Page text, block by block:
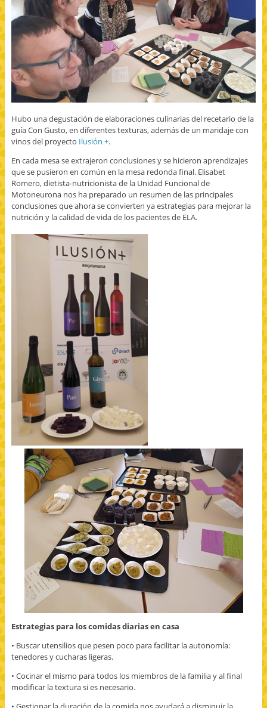
Hubo una degustación de elaboraciones culinarias del recetario de la
guía Con Gusto, en diferentes texturas, además de un maridaje con
vinos del proyecto Ilusión +.
En cada mesa se extrajeron conclusiones y se hicieron aprendizajes
que se pusieron en común en la mesa redonda final. Elisabet
Romero, dietista-nutricionista de la Unidad Funcional de
Motoneurona nos ha preparado un resumen de las principales
conclusiones que ahora se convierten ya estrategias para mejorar la
nutrición y la calidad de vida de los pacientes de ELA.
Estrategias para los comidas diarias en casa
• Buscar utensilios que pesen poco para facilitar la autonomía:
tenedores y cucharas ligeras.
• Cocinar el mismo para todos los miembros de la familia y al final
modificar la textura si es necesario.